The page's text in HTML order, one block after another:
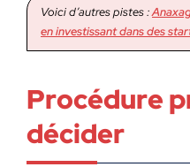
Voici d’autres pistes :
en investissant dans des
Procédure
décider